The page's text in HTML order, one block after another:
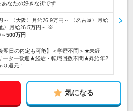
なたの好きな街でず…
～ 〈大阪〉月給26.9万円～ 〈名古屋〉月給
〉月給26.5万円～ ※…
500万円
翌日の内定も可能】＜学歴不問＞★未経
ーター歓迎★経験・転職回数不問★昇給年2
り還元！
気になる